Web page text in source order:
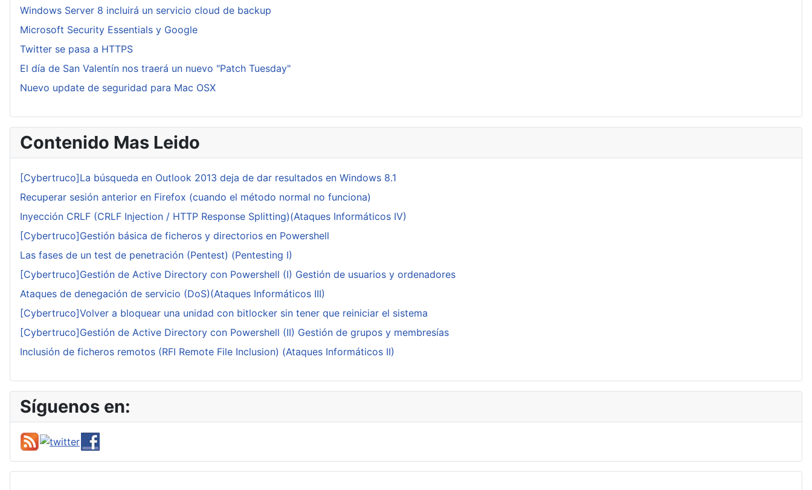
Windows Server 8 incluirá un servicio cloud de backup
Microsoft Security Essentials y Google
Twitter se pasa a HTTPS
El día de San Valentín nos traerá un nuevo "Patch Tuesday"
Nuevo update de seguridad para Mac OSX
Contenido Mas Leido
[Cybertruco]La búsqueda en Outlook 2013 deja de dar resultados en Windows 8.1
Recuperar sesión anterior en Firefox (cuando el método normal no funciona)
Inyección CRLF (CRLF Injection / HTTP Response Splitting)(Ataques Informáticos IV)
[Cybertruco]Gestión básica de ficheros y directorios en Powershell
Las fases de un test de penetración (Pentest) (Pentesting I)
[Cybertruco]Gestión de Active Directory con Powershell (I) Gestión de usuarios y ordenadores
Ataques de denegación de servicio (DoS)(Ataques Informáticos III)
[Cybertruco]Volver a bloquear una unidad con bitlocker sin tener que reiniciar el sistema
[Cybertruco]Gestión de Active Directory con Powershell (II) Gestión de grupos y membresías
Inclusión de ficheros remotos (RFI Remote File Inclusion) (Ataques Informáticos II)
Síguenos en: